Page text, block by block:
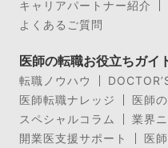
キャリアパートナー紹介
よくあるご質問
医師の転職お役立ちガイ
転職ノウハウ
医師転職ナレッジ
医師
スペシャルコラム
業界
開業医支援サポート
医